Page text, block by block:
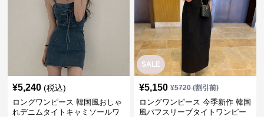
¥5,240 (税込)
ロングワンピース 韓国風おしゃ
れデニムタイトキャミソールワ
SALE
¥5,150 ¥5720(割引前)
ロングワンピース 今季新作 韓国
風パフスリーブタイトワンピー